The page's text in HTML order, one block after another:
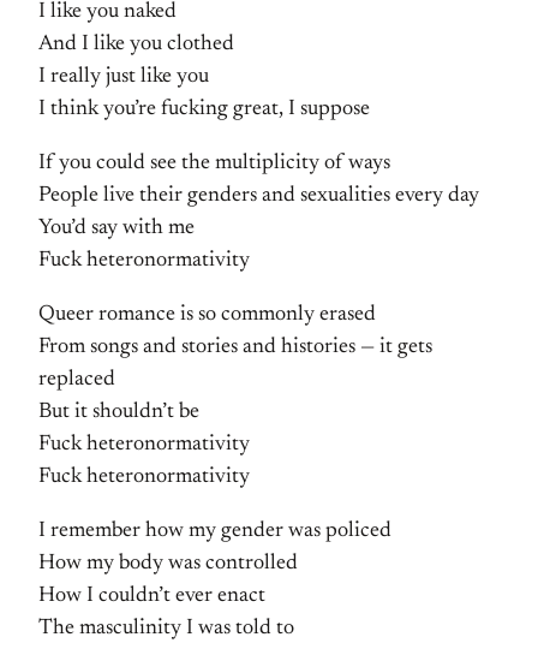
I like you naked
And I like you clothed
I really just like you
I think you’re fucking great, I suppose
If you could see the multiplicity of ways
People live their genders and sexualities every day
You’d say with me
Fuck heteronormativity
Queer romance is so commonly erased
From songs and stories and histories — it gets
replaced
But it shouldn’t be
Fuck heteronormativity
Fuck heteronormativity
I remember how my gender was policed
How my body was controlled
How I couldn’t ever enact
The masculinity I was told to